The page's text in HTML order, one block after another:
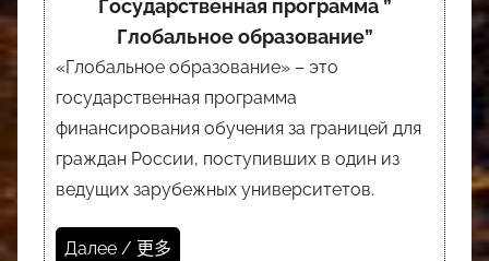
Государственная программа ”
Глобальное образование”
«Глобальное образование» – это
государственная программа
финансирования обучения за границей для
граждан России, поступивших в один из
ведущих зарубежных университетов.
Далее / 更多